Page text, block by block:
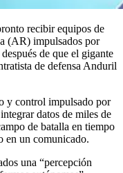
recibir equipos de
(AR) impulsados por
de que el gigante
de defensa Anduril
y control impulsado por
datos de miles de
de batalla en tiempo
en un comunicado.
una “percepción